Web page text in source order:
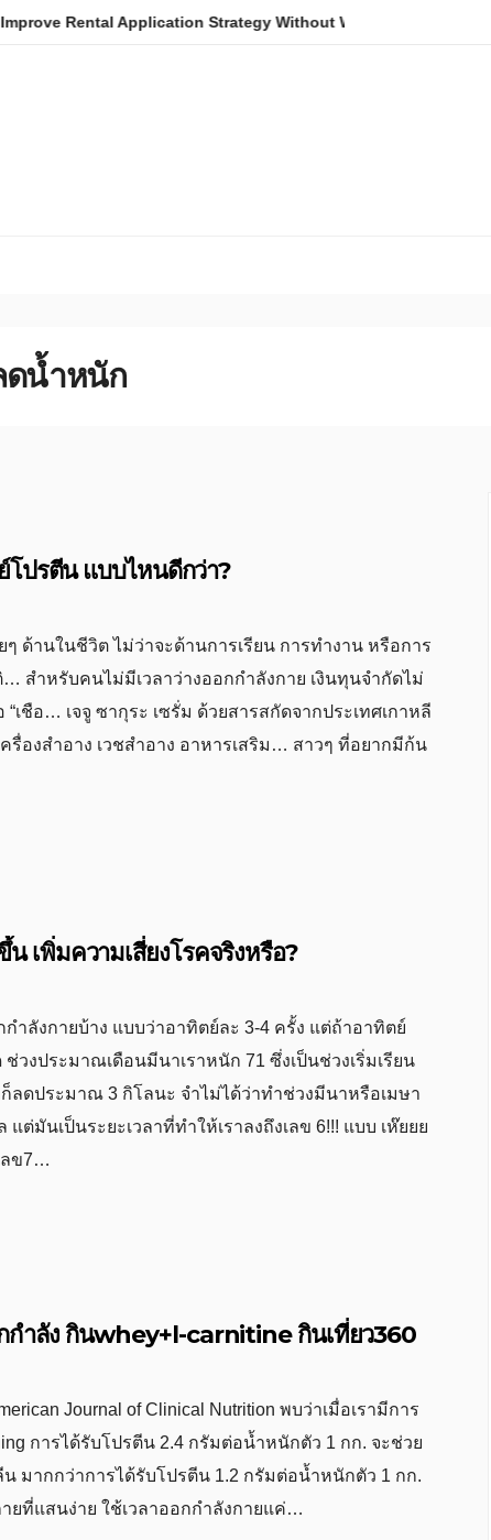
Application Strategy Without Wasting Budget in the Daintree
ดน้ำหนัก
โปรตีน แบบไหนดีกว่า?
ด้านในชีวิต ไม่ว่าจะด้านการเรียน การทำงาน หรือการ
สำหรับคนไม่มีเวลาว่างออกกำลังกาย เงินทุนจำกัดไม่
เชือ… เจจู ซากุระ เซรั่ม ด้วยสารสกัดจากประเทศเกาหลี
รื่องสำอาง เวชสำอาง อาหารเสริม… สาวๆ ที่อยากมีก้น
นักขึ้น เพิ่มความเสี่ยงโรคจริงหรือ?
ำลังกายบ้าง แบบว่าอาทิตย์ละ 3-4 ครั้ง แต่ถ้าอาทิตย์
วงประมาณเดือนมีนาเราหนัก 71 ซึ่งเป็นช่วงเริ่มเรียน
ลดประมาณ 3 กิโลนะ จำไม่ได้ว่าทำช่วงมีนาหรือเมษา
ต่มันเป็นระยะเวลาที่ทำให้เราลงถึงเลข 6!!! แบบ เห๊ยยย
ลข7…
กำลัง กินwhey+l-carnitine กินเที่ยว360
Journal of Clinical Nutrition พบว่าเมื่อเรามีการ
การได้รับโปรตีน 2.4 กรัมต่อน้ำหนักตัว 1 กก. จะช่วย
มากกว่าการได้รับโปรตีน 1.2 กรัมต่อน้ำหนักตัว 1 กก.
ยที่แสนง่าย ใช้เวลาออกกำลังกายแค่…